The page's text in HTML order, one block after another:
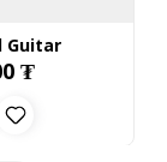
Guitar
bag
₮